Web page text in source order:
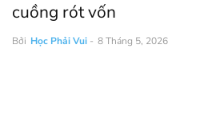
cuồng rót vốn
Bởi Học Phải Vui - 8 Tháng 5, 2026